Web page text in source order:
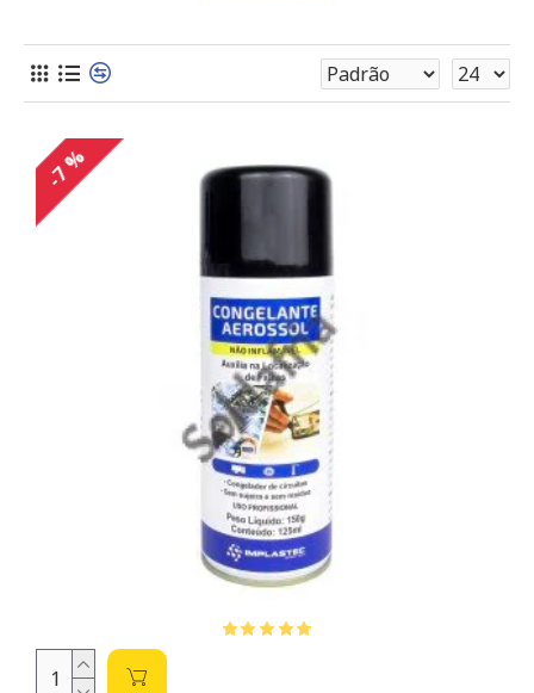
para a limpeza, lubrificação e manutenção de seus
equipamentos eletrônicos. Selecionamos produtos de alta
qualidade para garantir o melhor desempenho e a longevidade
se de desligar completamente o equipamento e tomar as
precauções de segurança necessárias.
Tipos de Sprays e suas Aplicações:
Essencial para remover sujeira, poeira
e óxidos de contatos elétricos, melhorando a
condutividade e evitando problemas de funcionamento.
Existem opções inflamáveis e não inflamáveis, escolha
a mais adequada para o seu ambiente de trabalho.
Considere o tipo de contato (PTH ou SMD) para
escolher o aplicador mais apropriado.
Utilizado para a detecção de
componentes defeituosos em circuitos eletrônicos. Ao
aplicar o congelante, a variação de temperatura pode
indicar problemas de curto-circuito ou mau
Silicone em Spray:Ideal para lubrificação e proteção
de componentes, evitando o desgaste e a corrosão.
sem resíduos condutores.
Lubritec Micro Óleo:
-7 %